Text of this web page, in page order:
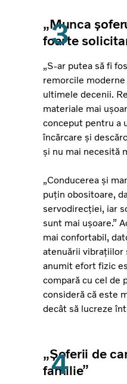
„Munca
foarte
„S-ar putea să fi
remorcile
ultimele decenii.
materiale mai
conceput pentru a
încărcare și
și nu mai necesită
„Conducerea și
puțin obositoare,
servodirecției, iar
sunt mai ușoare.”
mai confortabil,
atenuării vibrațiilor
anumit efort fizic
compară cu cel de
consideră că este
decât să lucreze
„Șoferii de
familie”